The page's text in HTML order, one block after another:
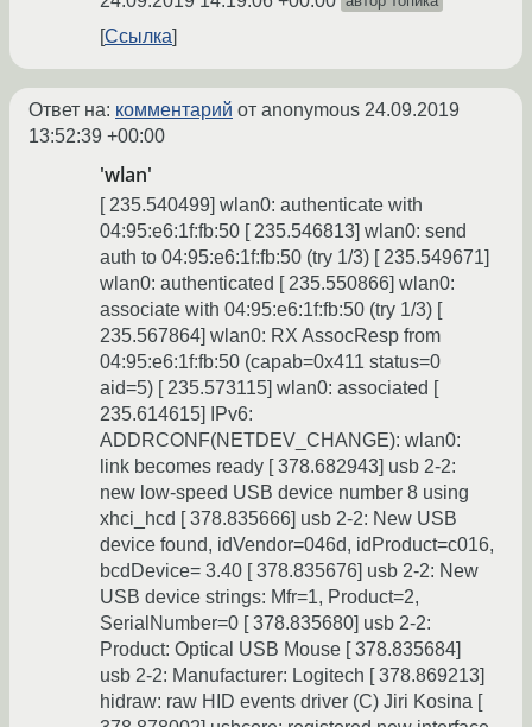
Ссылка
Ответ на: комментарий от anonymous 24.09.2019
13:52:39 +00:00
'wlan'
[ 235.540499] wlan0: authenticate with
04:95:e6:1f:fb:50 [ 235.546813] wlan0: send
auth to 04:95:e6:1f:fb:50 (try 1/3) [ 235.549671]
wlan0: authenticated [ 235.550866] wlan0:
associate with 04:95:e6:1f:fb:50 (try 1/3) [
235.567864] wlan0: RX AssocResp from
04:95:e6:1f:fb:50 (capab=0x411 status=0
aid=5) [ 235.573115] wlan0: associated [
235.614615] IPv6:
ADDRCONF(NETDEV_CHANGE): wlan0:
link becomes ready [ 378.682943] usb 2-2:
new low-speed USB device number 8 using
xhci_hcd [ 378.835666] usb 2-2: New USB
device found, idVendor=046d, idProduct=c016,
bcdDevice= 3.40 [ 378.835676] usb 2-2: New
USB device strings: Mfr=1, Product=2,
SerialNumber=0 [ 378.835680] usb 2-2:
Product: Optical USB Mouse [ 378.835684]
usb 2-2: Manufacturer: Logitech [ 378.869213]
hidraw: raw HID events driver (C) Jiri Kosina [